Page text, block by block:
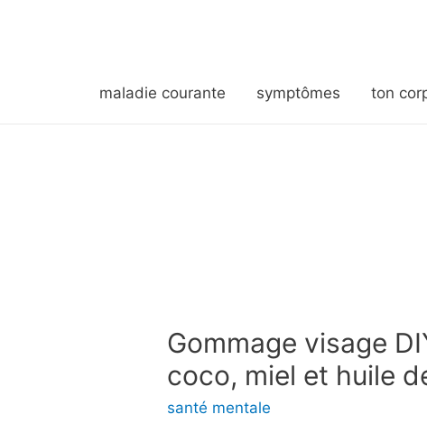
maladie courante symptômes ton
Gommage visage
coco, miel et huile
santé mentale